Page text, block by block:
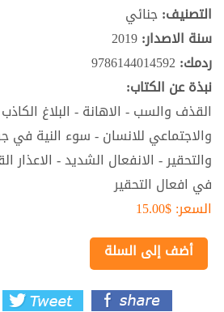
التصنيف:جنائي
سنة الاصدار:2019
ردمك: 9786144014592
نبذة عن الكتاب:
القذف والسب - الاهانة - البلاغ
والاجتماعي للانسان - سوء النية في
والتحقير - الانفعال الشديد - الاعذار
في افعال التحقير
السعر:$15.00
أضف إلى السلة